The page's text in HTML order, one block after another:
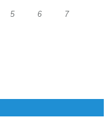
Sayfa
5 Sayfa
6 Sayfa
7